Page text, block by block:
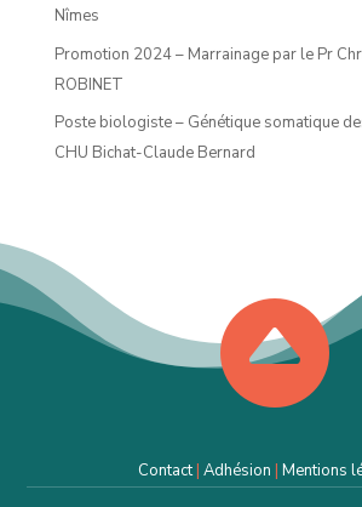
Nîmes
Promotion 2024 – Marrainage par le Pr
ROBINET
Poste biologiste – Génétique somatique
CHU Bichat-Claude Bernard

Contact| Adhésion | Mentions